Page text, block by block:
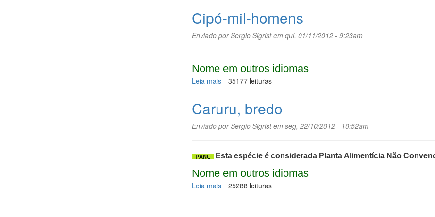
Cipó-mil-homens
Enviado porSergio Sigristem qui, 01/11/2012 - 9:23am
Nome em outros idiomas
Leia maissobre
homens
35177 leituras
Caruru, bredo
Enviado porSergio Sigristem seg, 22/10/2012 - 10:52am
Esta espécie é considerada Planta Alimentícia Não
Nome em outros idiomas
Leia maissobre
25288 leituras